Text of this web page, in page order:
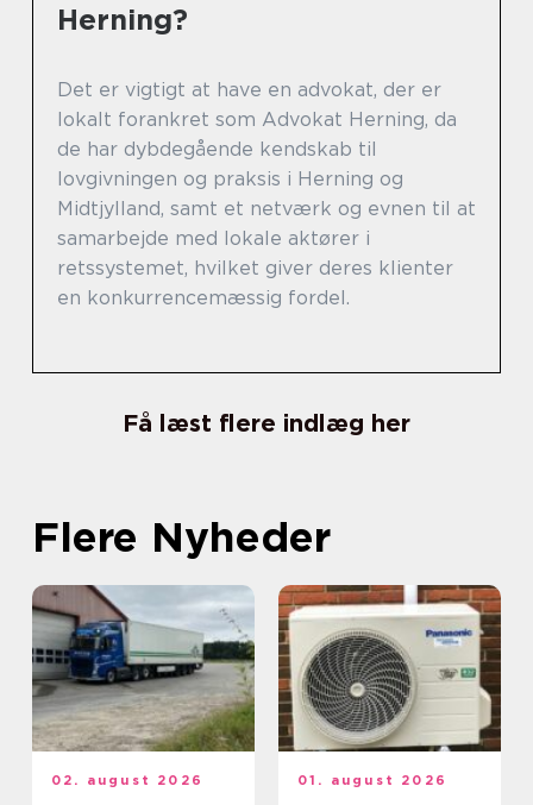
Herning?
Det er vigtigt at have en advokat, der er
lokalt forankret som Advokat Herning, da
de har dybdegående kendskab til
lovgivningen og praksis i Herning og
Midtjylland, samt et netværk og evnen til at
samarbejde med lokale aktører i
retssystemet, hvilket giver deres klienter
en konkurrencemæssig fordel.
Få læst flere indlæg her
Flere Nyheder
02. august 2026 01. august 2026